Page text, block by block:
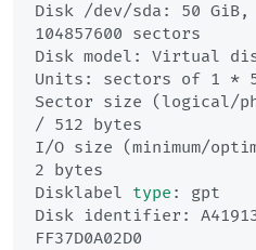
Disk /dev/sda: 50 GiB,
104857600 sectors
Disk model: Virtual
Units: sectors of 1 *
Sector size (logical/
/ 512 bytes
I/O size (minimum/
2 bytes
Disklabel type : gpt
Disk identifier:
FF37D0A02D0